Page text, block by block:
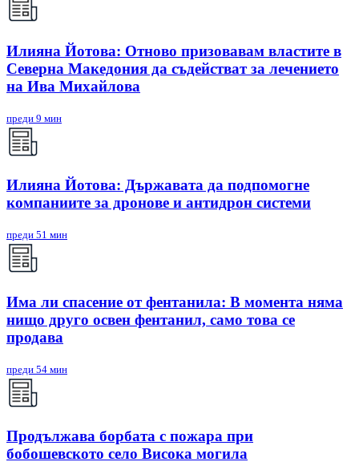
Илияна Йотова: Отново призовавам властите в
Северна Македония да съдействат за лечението
на Ива Михайлова
преди 9 мин
Илияна Йотова: Държавата да подпомогне
компаниите за дронове и антидрон системи
преди 51 мин
Има ли спасение от фентанила: В момента няма
нищо друго освен фентанил, само това се
продава
преди 54 мин
Продължава борбата с пожара при
бобошевското село Висока могила